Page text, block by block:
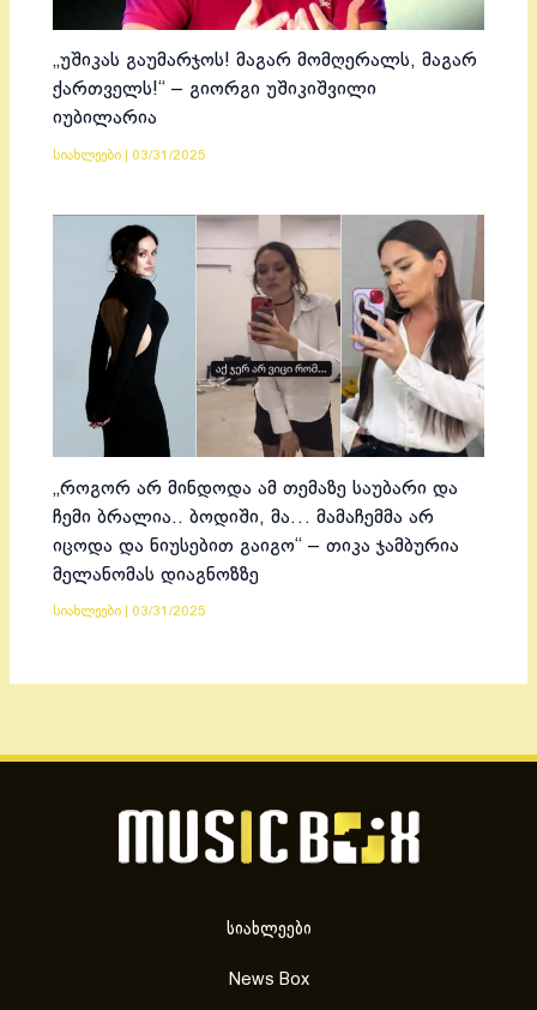
„უშიკას გაუმარჯოს! მაგარ მომღერალს, მაგარ
ქართველს!“ – გიორგი უშიკიშვილი
იუბილარია
სიახლეები 03/31/2025
„როგორ არ მინდოდა ამ თემაზე საუბარი და
ჩემი ბრალია.. ბოდიში, მა… მამაჩემმა არ
იცოდა და ნიუსებით გაიგო“ – თიკა ჯამბურია
მელანომას დიაგნოზზე
სიახლეები 03/31/2025
სიახლეები
News Box